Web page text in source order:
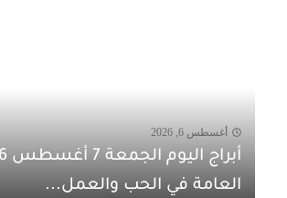
أغسطس 6, 2026
العامة في الحب والعمل...